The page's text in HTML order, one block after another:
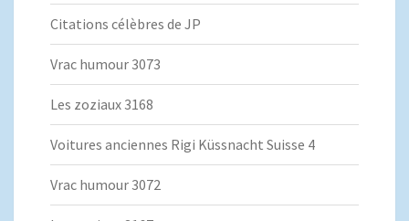
Citations célèbres de JP
Vrac humour 3073
Les zoziaux 3168
Voitures anciennes Rigi Küssnacht Suisse 4
Vrac humour 3072